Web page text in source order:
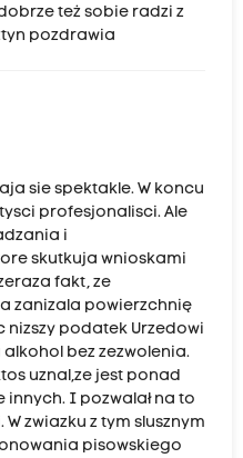
też sobie radzi z
pozdrawia
sie spektakle. W koncu
profesjonalisci. Ale
i
skutkuja wnioskami
fakt, ze
zanizala powierzchnię
nizszy podatek Urzedowi
bez zezwolenia.
uznal,ze jest ponad
I pozwalał na to
zwiazku z tym slusznym
pisowskiego